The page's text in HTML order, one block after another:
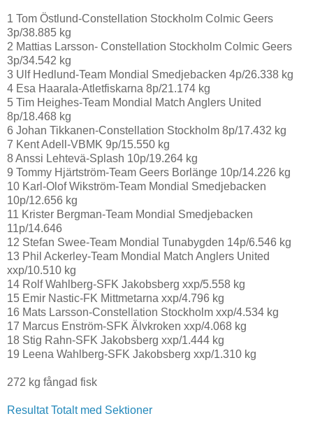
1 Tom Östlund-Constellation Stockholm Colmic Geers
3p/38.885 kg
2 Mattias Larsson- Constellation Stockholm Colmic Geers
3p/34.542 kg
3 Ulf Hedlund-Team Mondial Smedjebacken 4p/26.338 kg
4 Esa Haarala-Atletfiskarna 8p/21.174 kg
5 Tim Heighes-Team Mondial Match Anglers United
8p/18.468 kg
6 Johan Tikkanen-Constellation Stockholm 8p/17.432 kg
7 Kent Adell-VBMK 9p/15.550 kg
8 Anssi Lehtevä-Splash 10p/19.264 kg
9 Tommy Hjärtström-Team Geers Borlänge 10p/14.226 kg
10 Karl-Olof Wikström-Team Mondial Smedjebacken
10p/12.656 kg
11 Krister Bergman-Team Mondial Smedjebacken
11p/14.646
12 Stefan Swee-Team Mondial Tunabygden 14p/6.546 kg
13 Phil Ackerley-Team Mondial Match Anglers United
xxp/10.510 kg
14 Rolf Wahlberg-SFK Jakobsberg xxp/5.558 kg
15 Emir Nastic-FK Mittmetarna xxp/4.796 kg
16 Mats Larsson-Constellation Stockholm xxp/4.534 kg
17 Marcus Enström-SFK Älvkroken xxp/4.068 kg
18 Stig Rahn-SFK Jakobsberg xxp/1.444 kg
19 Leena Wahlberg-SFK Jakobsberg xxp/1.310 kg
272 kg fångad fisk
Resultat Totalt med Sektioner